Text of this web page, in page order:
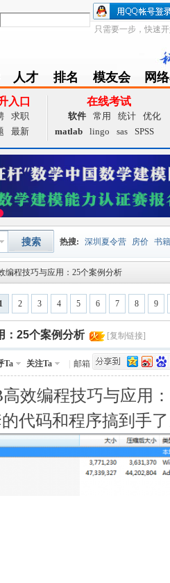
只需要一步，快速
人才
achieve
排名
Ranklist
模友会
Club
网
入口
求职
最新
在线考试
软件 常用 统计
优化
matlab
lingo sas SPSS
搜索 热搜: 深圳夏令营 房价 书籍
数据挖掘 画图工具
夏令营 大数据 预测模型
Q值法 规划 证书 数学建模
成绩 挑战赛
编程技巧与应用：25个案例分析
1 2 3 4 5 6 7 8 9
：25个案例分析 [复制链接]
Ta 关注Ta 邮箱
效编程技巧与应用
代码和程序搞到手了